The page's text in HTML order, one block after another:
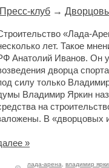
Пресс-клуб →
«Лада-
лет. Такое
Анатолий Иванов. Он
дворца
силу только
Владимир Яркин
на
В «дворцовых
»
лада-арена
владимир